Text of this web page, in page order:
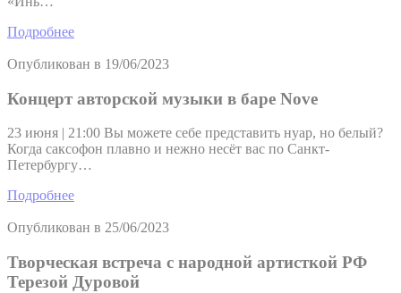
Подробнее
Опубликован в 19/06/2023
Концерт авторской музыки в баре Nove
23 июня | 21:00 Вы можете себе представить нуар, но белый?
Когда саксофон плавно и нежно несёт вас по Санкт-
Петербургу…
Подробнее
Опубликован в 25/06/2023
Творческая встреча с народной артисткой РФ
Терезой Дуровой